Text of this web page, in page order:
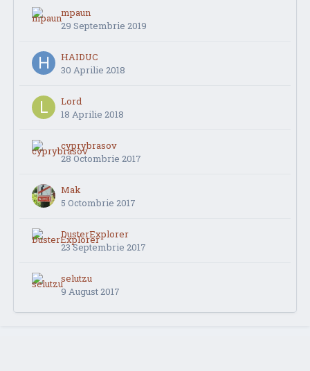
mpaun
29 Septembrie 2019
HAIDUC
30 Aprilie 2018
Lord
18 Aprilie 2018
cyprybrasov
28 Octombrie 2017
Mak
5 Octombrie 2017
DusterExplorer
23 Septembrie 2017
selutzu
9 August 2017